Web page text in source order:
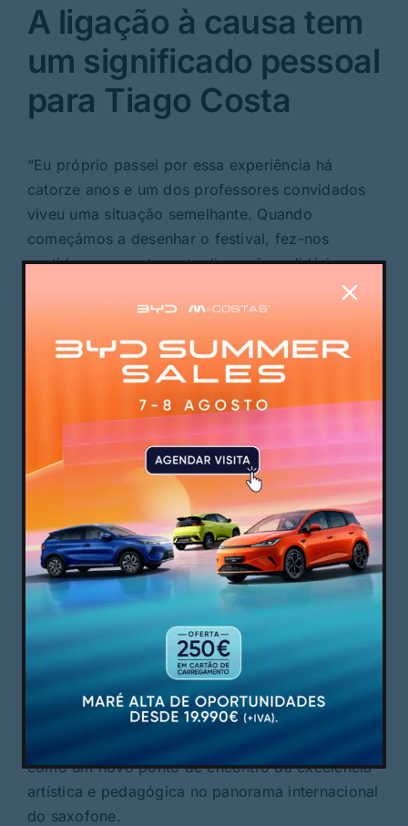
A ligação à causa tem
um significado pessoal
para Tiago Costa
“Eu próprio passei por essa experiência há
catorze anos e um dos professores convidados
viveu uma situação semelhante. Quando
começámos a desenhar o festival, fez-nos
sentido acrescentar esta dimensão solidária e
sensibilizar para uma realidade que muitas vezes
permanece silenciosa.”
Todos os concertos terão entrada gratuita e
decorrerão em vários espaços culturais da
cidade, permitindo ao público acompanhar
músicos de referência internacional, jovens
talentos e os próprios participantes do festival. O
concerto de encerramento, agendado para dia 10
no Teatro Jordão, decorrerá na Igreja de S.
Francisco, devido a condicionamentos técnicos
da sala de espetáculos vimaranense.
O Guimarães International Saxophone Festival é
organizado pela Sociedade Musical de
Guimarães, com direção artística de Tiago Costa
e o apoio da Câmara Municipal de Guimarães e
da Fundação Manuel António da Mota, assumindo
como um novo ponto de encontro da excelência
artística e pedagógica no panorama internacional
do saxofone.